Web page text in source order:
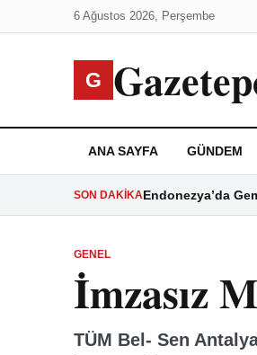
6 Ağustos 2026, Perşembe
G
ANA SAYFA GÜNDEM
SON DAKIKAEndonezya’da
GENEL
İmzasız
TÜM Bel- Sen